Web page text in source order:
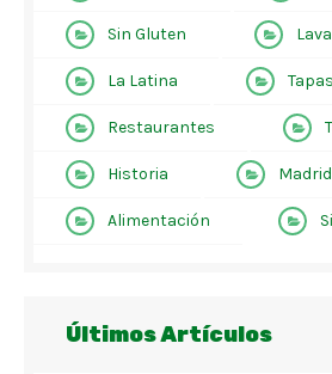
Sin Gluten
La Latina Tapas
Restaurantes
Historia Madrid
Alimentación
Últimos Artículos